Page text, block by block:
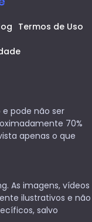
Termos de Uso
pode não ser
70%
apenas o que
As imagens, vídeos
ilustrativos e não
salvo